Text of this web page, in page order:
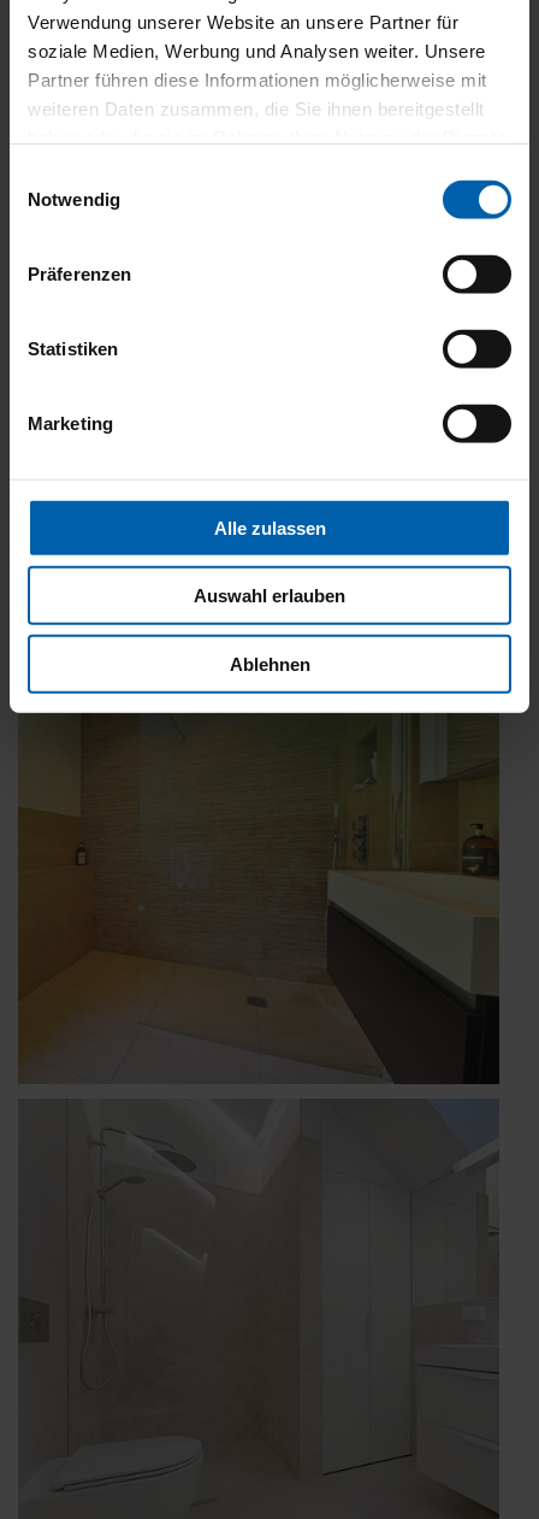
Verwendung unserer Website an unsere Partner für
soziale Medien, Werbung und Analysen weiter. Unsere
Partner führen diese Informationen möglicherweise mit
weiteren Daten zusammen, die Sie ihnen bereitgestellt
Notwendig
Präferenzen
Statistiken
Marketing
Alle zulassen
Auswahl erlauben
Ablehnen
Reinigung, z.B. rot für WC und nähere, gelb für Waschbecken,
Dusche, Badewanne, grün für Amaturen und Garnituren, blau für
Glas und Spiegel.